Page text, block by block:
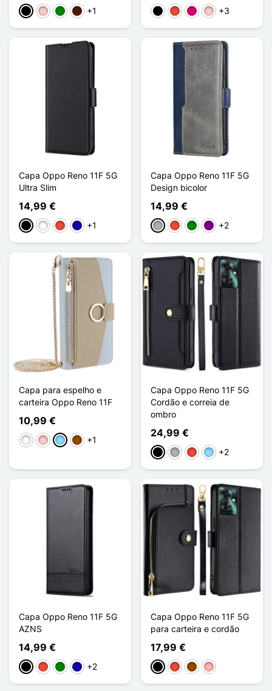
PretoRosaVerdeCastanho escuro
+1 PretoVermelho
Magenta
Rosa+3
Capa Oppo Reno 11F 5G
Ultra Slim
14,99 €
PretoBrancoVermelhoAzul Escuro
+1
Capa Oppo Reno 11F 5G
Design bicolor
14,99 €
CinzentoVermelho
VerdePúrpura
+2
Capa para espelho e
carteira Oppo Reno 11F
10,99 €
BrancoRosaAzul Claro
Castanho
+1
Capa Oppo Reno 11F 5G
Cordão e correia de
ombro
24,99 €
PretoCinzentoVermelho
Azul Claro
+2
Capa Oppo Reno 11F 5G
AZNS
14,99 €
PretoVermelho
VerdeAzul Escuro
+2
Capa Oppo Reno 11F 5G
para carteira e cordão
17,99 €
PretoVermelho
CastanhoOuro rosa